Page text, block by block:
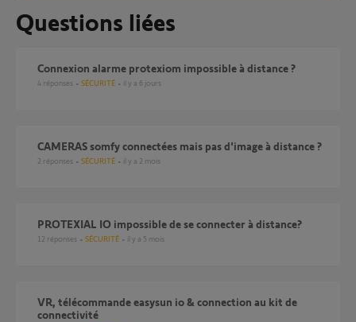
Questions liées
Connexion alarme protexiom impossible à distance ?
4 réponses SÉCURITÉ il y a 6 jours
CAMERAS somfy connectées mais pas d'image à distance ?
2 réponses SÉCURITÉ il y a 2 mois
PROTEXIAL IO impossible de se connecter à distance?
12 réponses SÉCURITÉ il y a 5 mois
VR, télécommande easysun io & connection au kit de
connectivité